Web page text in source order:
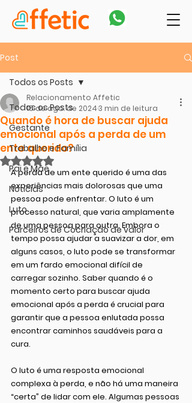
Post
Todos os Posts
Gestante
Trabalho e Família
Pai e Mãe
Notícias
Luto
Parceiros de Cocriação de valor
Todos os Posts
Quando é hora de buscar ajuda
emocional após a perda de um
ente querido?
Relacionamento Affetic
15 de ago. de 20243 min de leitura
Avaliado com NaN de 5 estrelas.
A perda de um ente querido é uma das
experiências mais dolorosas que uma
pessoa pode enfrentar. O luto é um
processo natural, que varia amplamente
de uma pessoa para outra. Embora o
tempo possa ajudar a suavizar a dor, em
alguns casos, o luto pode se transformar
em um fardo emocional difícil de
carregar sozinho. Saber quando é o
momento certo para buscar ajuda
emocional após a perda é crucial para
garantir que a pessoa enlutada possa
encontrar caminhos saudáveis para a
cura.
O luto é uma resposta emocional
complexa à perda, e não há uma maneira
“certa” de lidar com ele. Algumas pessoas